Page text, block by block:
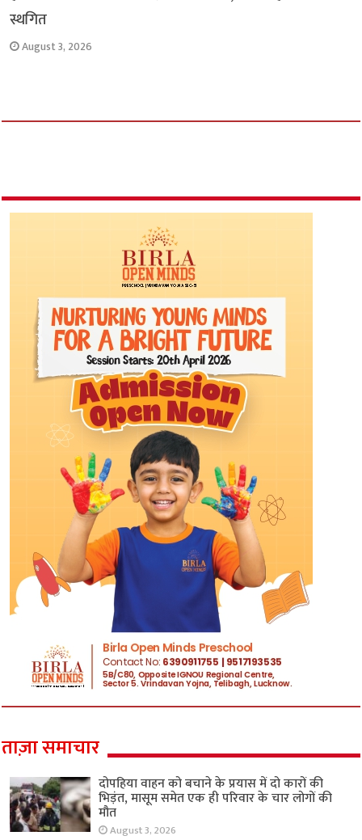
स्थगित
August 3, 2026
ताज़ा समाचार
दोपहिया वाहन को बचाने के प्रयास में दो कारों की
भिड़ंत, मासूम समेत एक ही परिवार के चार लोगों की
मौत
August 3, 2026